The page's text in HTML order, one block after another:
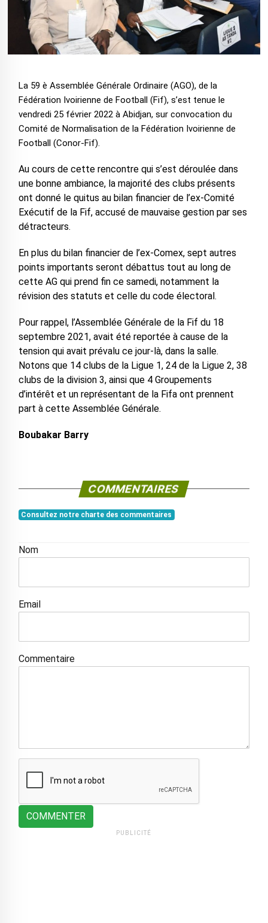
La 59 è Assemblée Générale Ordinaire (AGO), de la
Fédération Ivoirienne de Football (Fif), s’est tenue le
vendredi 25 février 2022 à Abidjan, sur convocation du
Comité de Normalisation de la Fédération Ivoirienne de
Football (Conor-Fif).
Au cours de cette rencontre qui s’est déroulée dans
une bonne ambiance, la majorité des clubs présents
ont donné le quitus au bilan financier de l’ex-Comité
Exécutif de la Fif, accusé de mauvaise gestion par ses
détracteurs.
En plus du bilan financier de l’ex-Comex, sept autres
points importants seront débattus tout au long de
cette AG qui prend fin ce samedi, notamment la
révision des statuts et celle du code électoral.
Pour rappel, l’Assemblée Générale de la Fif du 18
septembre 2021, avait été reportée à cause de la
tension qui avait prévalu ce jour-là, dans la salle.
Notons que 14 clubs de la Ligue 1, 24 de la Ligue 2, 38
clubs de la division 3, ainsi que 4 Groupements
d’intérêt et un représentant de la Fifa ont prennent
part à cette Assemblée Générale.
Boubakar Barry
COMMENTAIRES
Consultez notre charte des commentaires
Nom
Email
Commentaire
COMMENTER
PUBLICITÉ